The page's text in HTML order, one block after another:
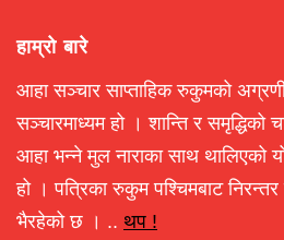
हाम्रो बारे
आहा सञ्चार साप्ताहिक रुकुमको
सञ्चारमाध्यम हो । शान्ति र समृद्धिको
आहा भन्ने मुल नाराका साथ थालिएको
हो । पत्रिका रुकुम पश्चिमबाट
भैरहेको छ । .. थप !